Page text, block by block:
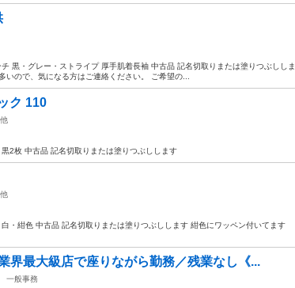
黒・グレー・ストライプ 厚手肌着長袖 中古品 記名切取りまたは塗りつぶししま
ので、気になる方はご連絡ください。 ご希望の...
ク 110
2枚 中古品 記名切取りまたは塗りつぶしします
・紺色 中古品 記名切取りまたは塗りつぶしします 紺色にワッペン付いてます
界最大級店で座りながら勤務／残業なし《...
一般事務